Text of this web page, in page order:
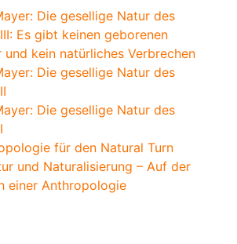
Die gesellige Natur des
Es gibt keinen geborenen
und kein natürliches Verbrechen
Die gesellige Natur des
Die gesellige Natur des
für den Natural Turn
und Naturalisierung – Auf der
einer Anthropologie